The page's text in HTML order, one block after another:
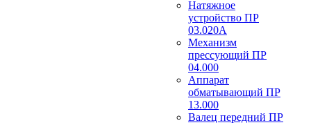
Натяжное
устройство ПР
03.020A
Механизм
прессующий ПР
04.000
Аппарат
обматывающий ПР
13.000
Валец передний ПР